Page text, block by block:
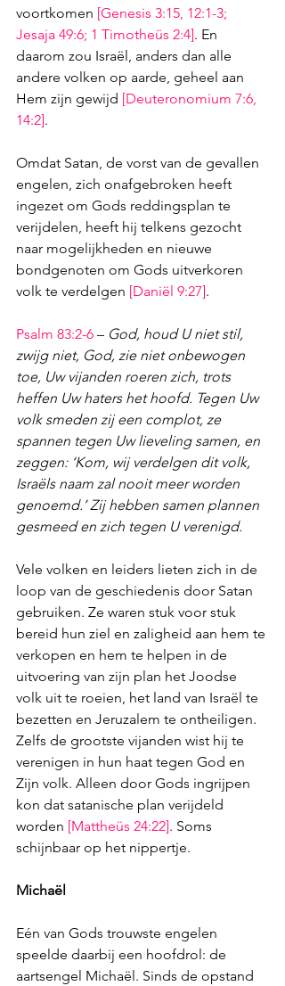
voortkomen [Genesis 3:15, 12:1-3;
Jesaja 49:6; 1 Timotheüs 2:4]. En
daarom zou Israël, anders dan alle
andere volken op aarde, geheel aan
Hem zijn gewijd [Deuteronomium 7:6
14:2].
Omdat Satan, de vorst van de gevallen
engelen, zich onafgebroken heeft
ingezet om Gods reddingsplan te
verijdelen, heeft hij telkens gezocht
naar mogelijkheden en nieuwe
bondgenoten om Gods uitverkoren
volk te verdelgen [Daniël 9:27].
Psalm 83:2-6 – God, houd U niet stil,
zwijg niet, God, zie niet onbewogen
toe, Uw vijanden roeren zich, trots
heffen Uw haters het hoofd. Tegen Uw
volk smeden zij een complot, ze
spannen tegen Uw lieveling samen, en
zeggen: ‘Kom, wij verdelgen dit volk,
Israëls naam zal nooit meer worden
genoemd.’ Zij hebben samen plannen
gesmeed en zich tegen U verenigd.
Vele volken en leiders lieten zich in de
loop van de geschiedenis door Satan
gebruiken. Ze waren stuk voor stuk
bereid hun ziel en zaligheid aan hem te
verkopen en hem te helpen in de
uitvoering van zijn plan het Joodse
volk uit te roeien, het land van Israël te
bezetten en Jeruzalem te ontheiligen.
Zelfs de grootste vijanden wist hij te
verenigen in hun haat tegen God en
Zijn volk. Alleen door Gods ingrijpen
kon dat satanische plan verijdeld
worden [Mattheüs 24:22]. Soms
schijnbaar op het nippertje.
Michaël
Eén van Gods trouwste engelen
speelde daarbij een hoofdrol: de
aartsengel Michaël. Sinds de opstand